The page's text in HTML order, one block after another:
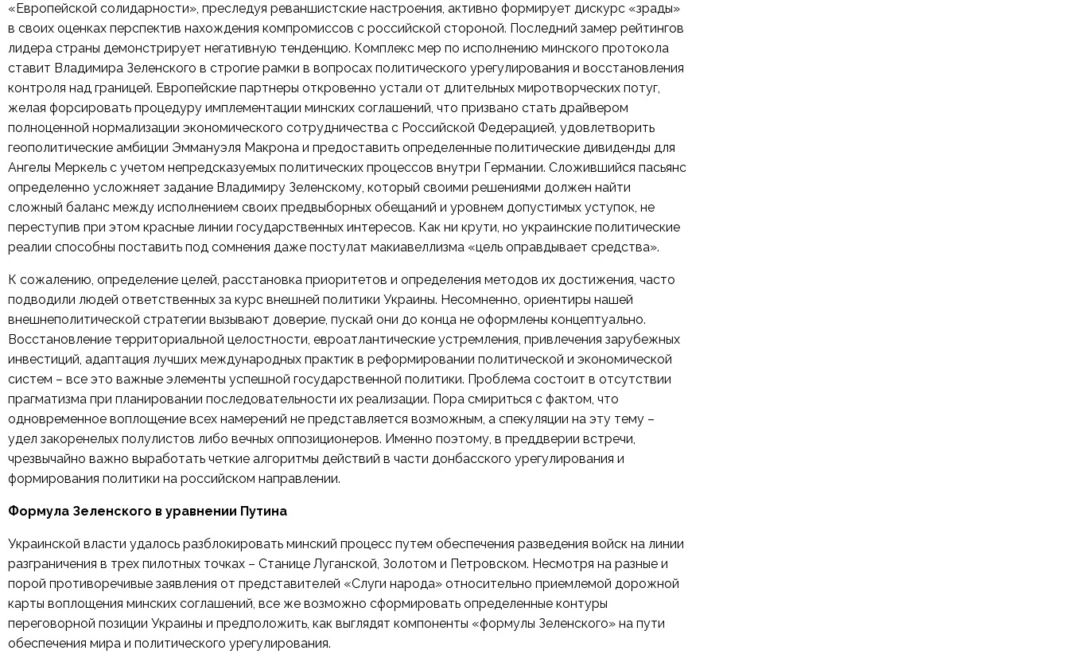
«Европейской солидарности», преследуя реваншистские настроения, активно формирует дискурс «зрады»
в своих оценках перспектив нахождения компромиссов с российской стороной. Последний замер рейтингов
лидера страны демонстрирует негативную тенденцию. Комплекс мер по исполнению минского протокола
ставит Владимира Зеленского в строгие рамки в вопросах политического урегулирования и восстановления
контроля над границей. Европейские партнеры откровенно устали от длительных миротворческих потуг,
желая форсировать процедуру имплементации минских соглашений, что призвано стать драйвером
полноценной нормализации экономического сотрудничества с Российской Федерацией, удовлетворить
геополитические амбиции Эммануэля Макрона и предоставить определенные политические дивиденды для
Ангелы Меркель с учетом непредсказуемых политических процессов внутри Германии. Сложившийся пасьянс
определенно усложняет задание Владимиру Зеленскому, который своими решениями должен найти
сложный баланс между исполнением своих предвыборных обещаний и уровнем допустимых уступок, не
переступив при этом красные линии государственных интересов. Как ни крути, но украинские политические
реалии способны поставить под сомнения даже постулат макиавеллизма «цель оправдывает средства».
К сожалению, определение целей, расстановка приоритетов и определения методов их достижения, часто
подводили людей ответственных за курс внешней политики Украины. Несомненно, ориентиры нашей
внешнеполитической стратегии вызывают доверие, пускай они до конца не оформлены концептуально.
Восстановление территориальной целостности, евроатлантические устремления, привлечения зарубежных
инвестиций, адаптация лучших международных практик в реформировании политической и экономической
систем – все это важные элементы успешной государственной политики. Проблема состоит в отсутствии
прагматизма при планировании последовательности их реализации. Пора смириться с фактом, что
одновременное воплощение всех намерений не представляется возможным, а спекуляции на эту тему –
удел закоренелых полулистов либо вечных оппозиционеров. Именно поэтому, в преддверии встречи,
чрезвычайно важно выработать четкие алгоритмы действий в части донбасского урегулирования и
формирования политики на российском направлении.
Формула Зеленского в уравнении Путина
Украинской власти удалось разблокировать минский процесс путем обеспечения разведения войск на линии
разграничения в трех пилотных точках – Станице Луганской, Золотом и Петровском. Несмотря на разные и
порой противоречивые заявления от представителей «Слуги народа» относительно приемлемой дорожной
карты воплощения минских соглашений, все же возможно сформировать определенные контуры
переговорной позиции Украины и предположить, как выглядят компоненты «формулы Зеленского» на пути
обеспечения мира и политического урегулирования.